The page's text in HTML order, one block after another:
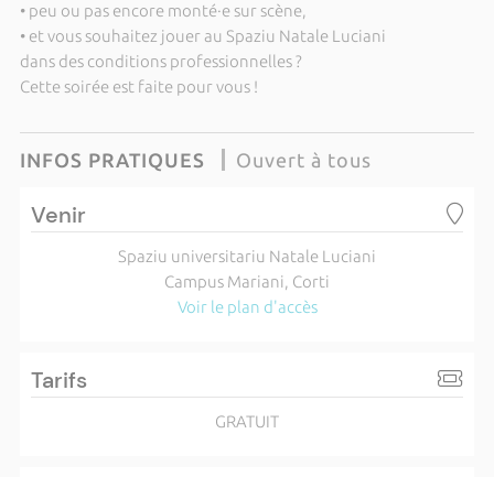
• peu ou pas encore monté·e sur scène,
• et vous souhaitez jouer au Spaziu Natale Luciani
dans des conditions professionnelles ?
Cette soirée est faite pour vous !
INFOS PRATIQUES Ouvert à tous
Venir
Spaziu universitariu Natale Luciani
Campus Mariani, Corti
Voir le plan d'accès
Tarifs
GRATUIT